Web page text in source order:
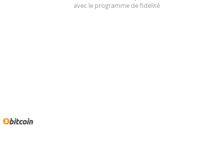
avec le programme de fidélité